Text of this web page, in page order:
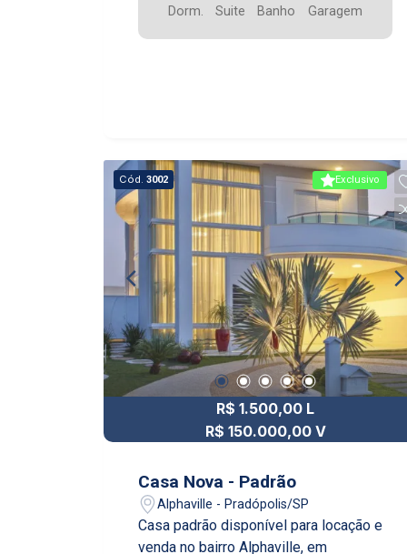
Dorm. Suite Banho Garagem
Exclusivo
Cód. 3002
R$ 1.500,00 L
R$ 150.000,00 V
Casa Nova - Padrão
Alphaville - Pradópolis/SP
Casa padrão disponível para locação e
venda no bairro Alphaville, em